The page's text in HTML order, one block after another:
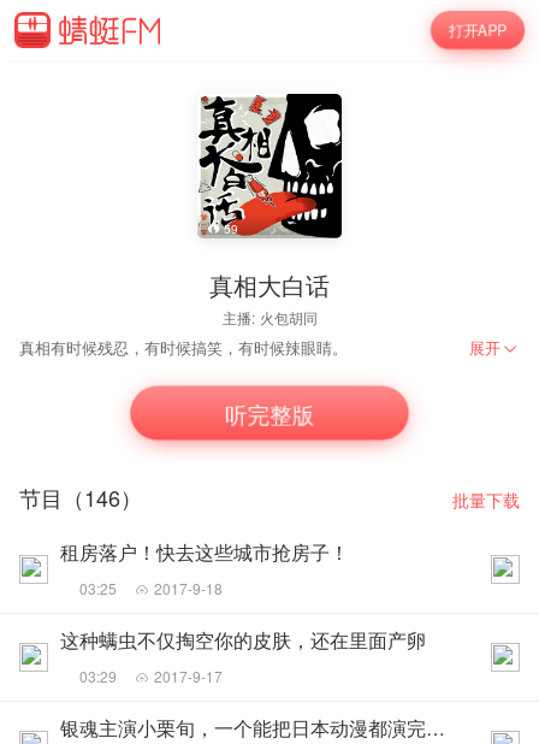
打开APP
59
真相大白话
主播: 火包胡同
真相有时候残忍，有时候搞笑，有时候辣眼睛。 展开
听完整版
节目（146） 批量下载
租房落户！快去这些城市抢房子！
03:25 2017-9-18
这种螨虫不仅掏空你的皮肤，还在里面产卵
03:29 2017-9-17
银魂主演小栗旬，一个能把日本动漫都演完的奇男子